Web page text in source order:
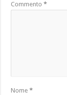
Commento*
Nome*